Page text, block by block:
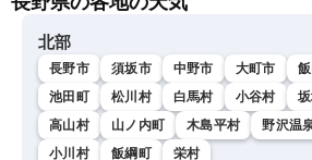
北部
長野市 須坂市 中野市 大町市
池田町
松川村 白馬村 小谷村
高山村
山ノ内町 木島平村 野沢温
小川村
飯綱町 栄村